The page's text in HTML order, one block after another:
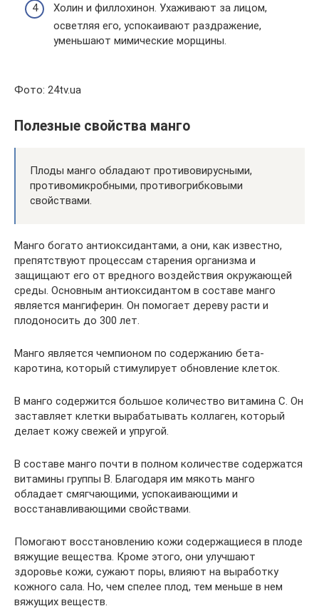
Холин и филлохинон. Ухаживают за лицом,
осветляя его, успокаивают раздражение,
уменьшают мимические морщины.
Фото: 24tv.ua
Полезные свойства манго
Плоды манго обладают противовирусными,
противомикробными, противогрибковыми
свойствами.
Манго богато антиоксидантами, а они, как известно,
препятствуют процессам старения организма и
защищают его от вредного воздействия окружающей
среды. Основным антиоксидантом в составе манго
является мангиферин. Он помогает дереву расти и
плодоносить до 300 лет.
Манго является чемпионом по содержанию бета-
каротина, который стимулирует обновление клеток.
В манго содержится большое количество витамина С. Он
заставляет клетки вырабатывать коллаген, который
делает кожу свежей и упругой.
В составе манго почти в полном количестве содержатся
витамины группы В. Благодаря им мякоть манго
обладает смягчающими, успокаивающими и
восстанавливающими свойствами.
Помогают восстановлению кожи содержащиеся в плоде
вяжущие вещества. Кроме этого, они улучшают
здоровье кожи, сужают поры, влияют на выработку
кожного сала. Но, чем спелее плод, тем меньше в нем
вяжущих веществ.